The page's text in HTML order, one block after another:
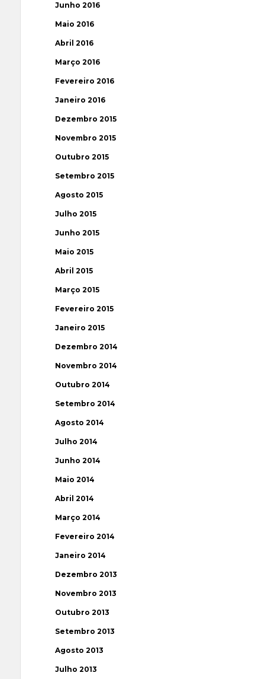
Junho 2016
Maio 2016
Abril 2016
Março 2016
Fevereiro 2016
Janeiro 2016
Dezembro 2015
Novembro 2015
Outubro 2015
Setembro 2015
Agosto 2015
Julho 2015
Junho 2015
Maio 2015
Abril 2015
Março 2015
Fevereiro 2015
Janeiro 2015
Dezembro 2014
Novembro 2014
Outubro 2014
Setembro 2014
Agosto 2014
Julho 2014
Junho 2014
Maio 2014
Abril 2014
Março 2014
Fevereiro 2014
Janeiro 2014
Dezembro 2013
Novembro 2013
Outubro 2013
Setembro 2013
Agosto 2013
Julho 2013